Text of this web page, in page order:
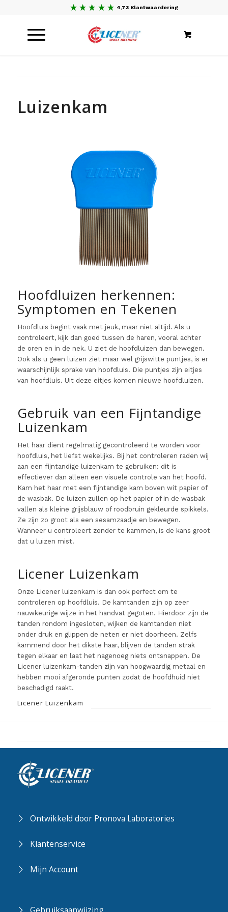
4,73 Klantwaardering
Luizenkam
Hoofdluizen herkennen:
Symptomen en Tekenen
Hoofdluis begint vaak met jeuk, maar niet altijd. Als u
controleert, kijk dan goed tussen de haren, vooral achter
de oren en in de nek. U ziet de hoofdluizen dan bewegen.
Ook als u geen luizen ziet maar wel grijswitte puntjes, is er
waarschijnlijk sprake van hoofdluis. Die puntjes zijn eitjes
van hoofdluis. Uit deze eitjes komen nieuwe hoofdluizen.
Gebruik van een Fijntandige
Luizenkam
Het haar dient regelmatig gecontroleerd te worden voor
hoofdluis, het liefst wekelijks. Bij het controleren raden wij
aan een fijntandige luizenkam te gebruiken: dit is
effectiever dan alleen een visuele controle van het hoofd.
Kam het haar met een fijntandige kam boven wit papier of
de wasbak. De luizen zullen op het papier of in de wasbak
vallen als kleine grijsblauw of roodbruin gekleurde spikkels.
Ze zijn zo groot als een sesamzaadje en bewegen.
Wanneer u controleert zonder te kammen, is de kans groot
dat u luizen mist.
Licener Luizenkam
Onze Licener luizenkam is dan ook perfect om te
controleren op hoofdluis. De kamtanden zijn op zeer
nauwkeurige wijze in het handvat gegoten. Hierdoor zijn de
tanden rondom ingesloten, wijken de kamtanden niet
onder druk en glippen de neten er niet doorheen. Zelfs
kammend door het dikste haar, blijven de tanden strak
tegen elkaar en laat het nagenoeg niets ontsnappen. De
Licener luizenkam-tanden zijn van hoogwaardig metaal en
hebben mooi afgeronde punten zodat de hoofdhuid niet
beschadigd raakt.
Licener Luizenkam
Ontwikkeld door Pronova Laboratories
Klantenservice
Mijn Account